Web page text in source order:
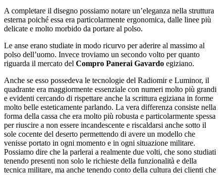
A completare il disegno possiamo notare un’eleganza nella struttura
esterna poiché essa era particolarmente ergonomica, dalle linee più
delicate e molto morbido da portare al polso.
Le anse erano studiate in modo ricurvo per aderire al massimo al
polso dell’uomo. Invece troviamo un secondo volto per quanto
riguarda il mercato del Compro Panerai Gavardo egiziano.
Anche se esso possedeva le tecnologie del Radiomir e Luminor, il
quadrante era maggiormente essenziale con numeri molto più grandi
e evidenti cercando di rispettare anche la scrittura egiziana in forme
molto belle esteticamente parlando. La vera differenza consiste nella
forma della cassa che era molto più robusta e particolarmente spessa
per riuscire a non essere incandescente e riscaldarsi anche sotto il
sole cocente del deserto permettendo di avere un modello che
venisse portato in ogni momento e in ogni situazione militare.
Possiamo dire che la parlerai a realmente due volti, che sono studiati
tenendo presenti non solo le richieste della funzionalità e della
tecnica militare, ma anche tenendo conto della cultura dei clienti che